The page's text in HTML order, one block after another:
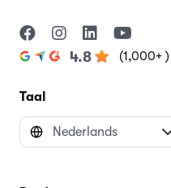
4.8 (1,000+ )
Taal